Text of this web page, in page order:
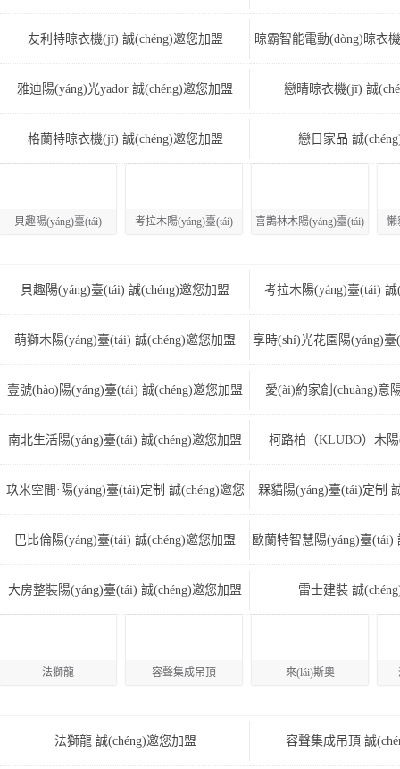
友利特晾衣機(jī) 誠(chéng)邀您加盟 晾霸智能電動(dòng)晾衣
加盟
雅迪陽(yáng)光yador 誠(chéng)邀您加盟 戀晴晾衣機(jī) 誠
格蘭特晾衣機(jī) 誠(chéng)邀您加盟 戀日家品 誠
貝趣陽(yáng)臺(tái) 考拉木陽(yáng)臺(tái) 喜鵲林木陽(yáng)臺(tái) 懶
貝趣陽(yáng)臺(tái) 誠(chéng)邀您加盟 考拉木陽(yáng)臺(tái) 誠
萌獅木陽(yáng)臺(tái) 誠(chéng)邀您加盟 享時(shí)光花園陽(yáng)臺
邀您加盟
壹號(hào)陽(yáng)臺(tái) 誠(chéng)邀您加盟 愛(ài)約家創(chuàng)意
(chéng)邀您
南北生活陽(yáng)臺(tái) 誠(chéng)邀您加盟 柯路柏（KLUBO）木
(chéng)邀您
玖米空間·陽(yáng)臺(tái)定制 誠(chéng)邀您
加盟
槑貓陽(yáng)臺(tái)定制
巴比倫陽(yáng)臺(tái) 誠(chéng)邀您加盟 歐蘭特智慧陽(yáng)臺(tái)
大房整裝陽(yáng)臺(tái) 誠(chéng)邀您加盟 雷士建裝 誠
法獅龍 容聲集成吊頂 來(lái)斯奧
法獅龍 誠(chéng)邀您加盟 容聲集成吊頂 誠